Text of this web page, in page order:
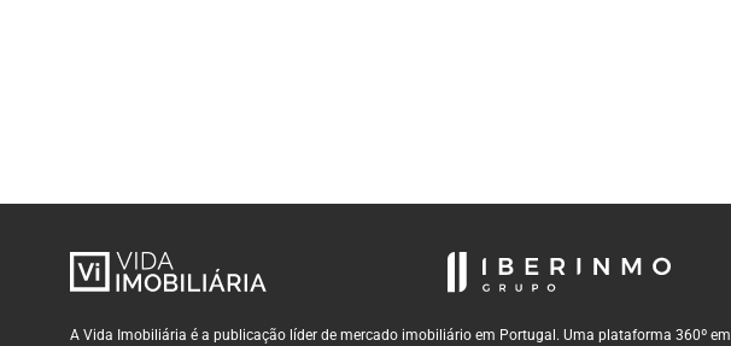
A Vida Imobiliária é a publicação líder de mercado imobiliário em Portugal. Uma plataforma 360º em